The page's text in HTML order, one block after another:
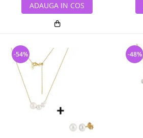
ADAUGA IN COS
-54% -48%